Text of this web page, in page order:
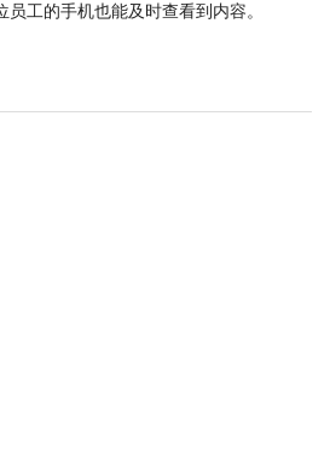
工的手机也能及时查看到内容。